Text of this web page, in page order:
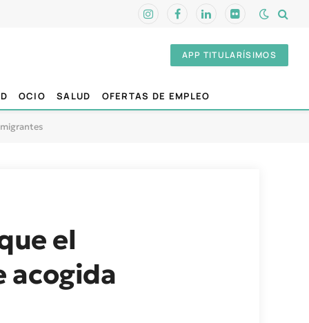
InstagramFacebookLinkedInFlickr
APP TITULARÍSIMOS
OCIO SALUD OFERTAS DE EMPLEO
el
acogida